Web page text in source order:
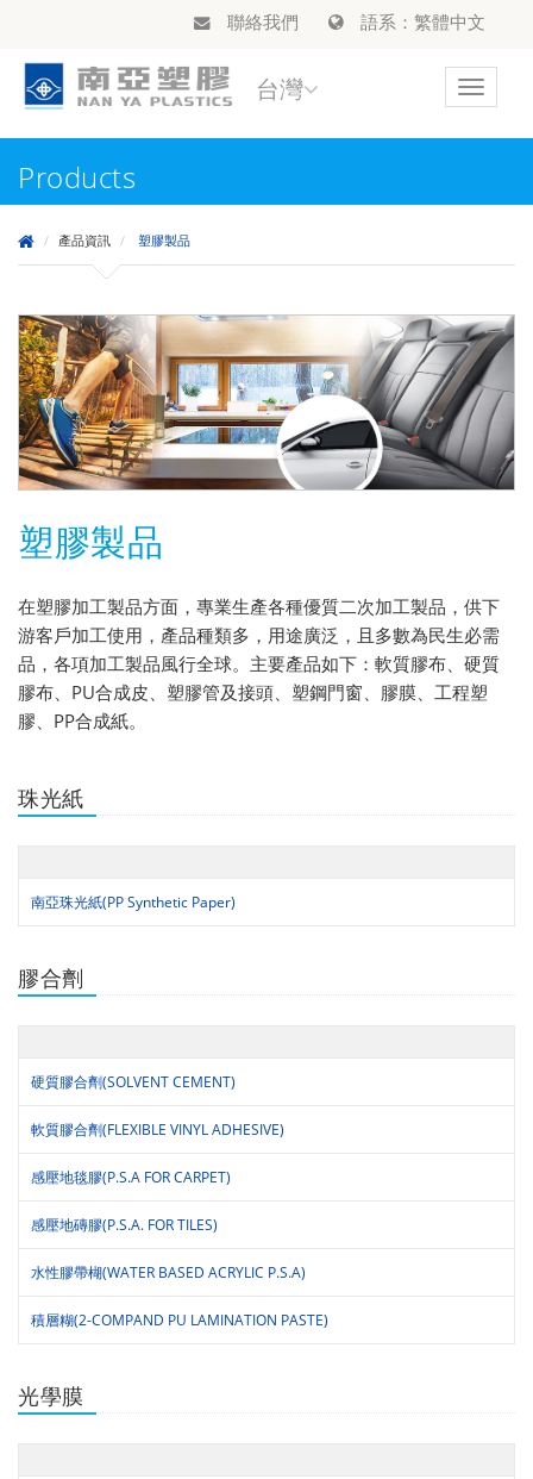
聯絡我們 語系：繁體中文
Toggle
台灣
Products
產品資訊 塑膠製品
塑膠製品
在塑膠加工製品方面，專業生產各種優質二次加工製品，供下
游客戶加工使用，產品種類多，用途廣泛，且多數為民生必需
品，各項加工製品風行全球。主要產品如下：軟質膠布、硬質
膠布、PU合成皮、塑膠管及接頭、塑鋼門窗、膠膜、工程塑
膠、PP合成紙。
珠光紙
南亞珠光紙(PP Synthetic Paper)
膠合劑
硬質膠合劑(SOLVENT CEMENT)
軟質膠合劑(FLEXIBLE VINYL ADHESIVE)
感壓地毯膠(P.S.A FOR CARPET)
感壓地磚膠(P.S.A. FOR TILES)
水性膠帶楜(WATER BASED ACRYLIC P.S.A)
積層糊(2-COMPAND PU LAMINATION PASTE)
光學膜